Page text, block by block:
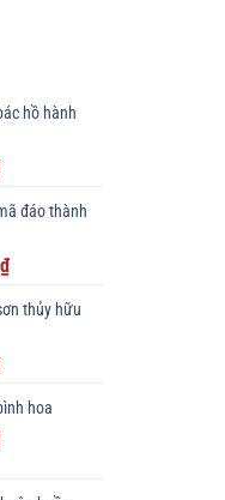
hồ hành
Giá
tại
5.200.000 ₫.
đáo thành
₫Giá
tạithủy hữu
Giá
tại
là:
hoa
Giá